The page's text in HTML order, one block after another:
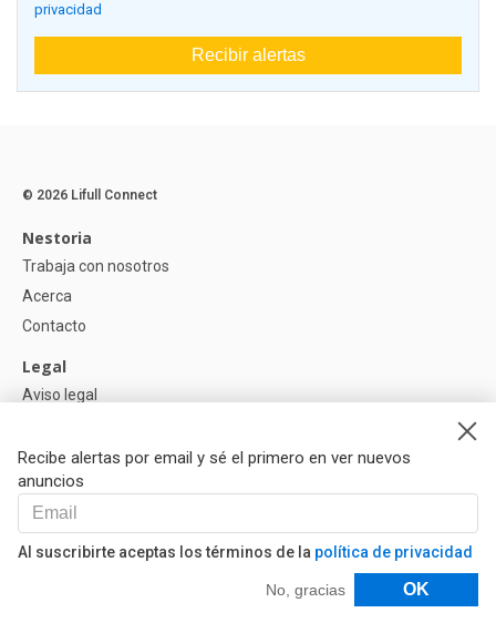
privacidad
Recibir alertas
Recibe alertas por email y sé el primero en ver nuevos
anuncios
Al suscribirte aceptas los términos de la política de privacidad
No, gracias OK
Filtros
© 2026 Lifull Connect
Nestoria
Trabaja con nosotros
Acerca
Contacto
Legal
Aviso legal
Política de Cookies
Ayuda
Preguntas
Nuestros Partners